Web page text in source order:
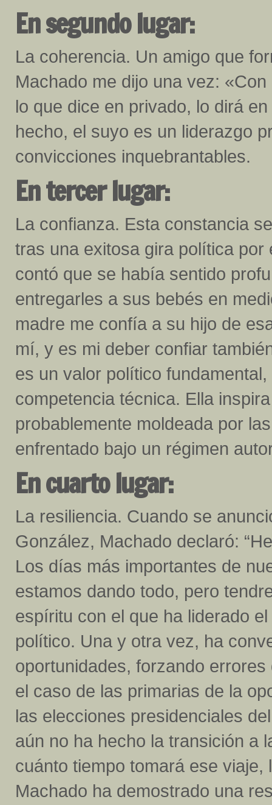
En segundo lugar:
La coherencia. Un amigo que
Machado me dijo una vez:
lo que dice en privado, lo dirá
hecho, el suyo es un liderazgo
convicciones inquebrantables.
En tercer lugar:
La confianza. Esta constancia
tras una exitosa gira política por
contó que se había sentido
entregarles a sus bebés en
madre me confía a su hijo de
mí, y es mi deber confiar
es un valor político
competencia técnica. Ella
probablemente moldeada por
enfrentado bajo un régimen
En cuarto lugar:
La resiliencia. Cuando se
González, Machado declaró:
Los días más importantes de
estamos dando todo, pero
espíritu con el que ha liderado
político. Una y otra vez, ha
oportunidades, forzando
el caso de las primarias de la
las elecciones presidenciales
aún no ha hecho la transición a
cuánto tiempo tomará ese
Machado ha demostrado una